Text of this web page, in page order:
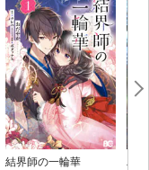
結界師の一輪華
バ